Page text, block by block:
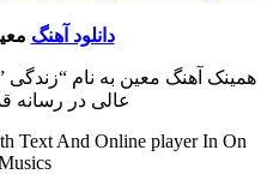
دانلود آهنگ
همینک آهنگ معین به نام
عالی در رسانه
Text And Online player In On